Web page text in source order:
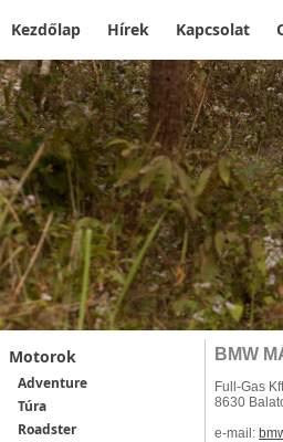
Kezdőlap Hírek Kapcsolat
Motorok
Adventure
Túra
Roadster
BMW
Full-Gas
8630
e-mail: